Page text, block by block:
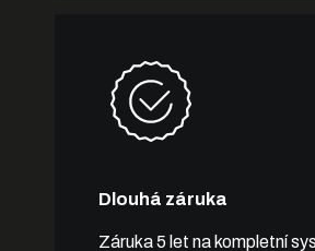
Dlouhá záruka
Záruka 5 let na kompletní